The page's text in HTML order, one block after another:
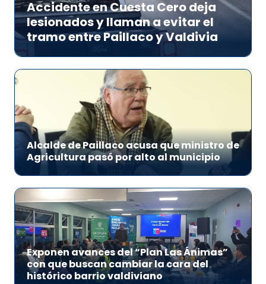
Accidente en Cuesta Cero deja
lesionados y llaman a evitar el
tramo entre Paillaco y Valdivia
Alcalde de Paillaco acusa que ministro de
Agricultura pasó por alto al municipio
Exponen avances del “Plan Las Ánimas”
con que buscan cambiar la cara del
histórico barrio valdiviano